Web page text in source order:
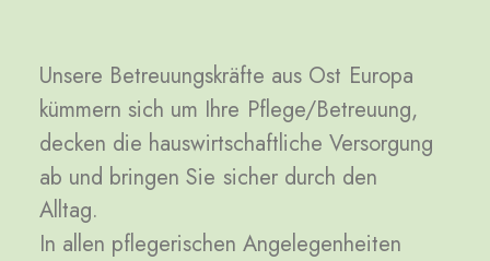
Unsere Betreuungskräfte aus Ost Europa
kümmern sich um Ihre Pflege/Betreuung,
decken die hauswirtschaftliche Versorgung
ab und bringen Sie sicher durch den
Alltag.
In allen pflegerischen Angelegenheiten